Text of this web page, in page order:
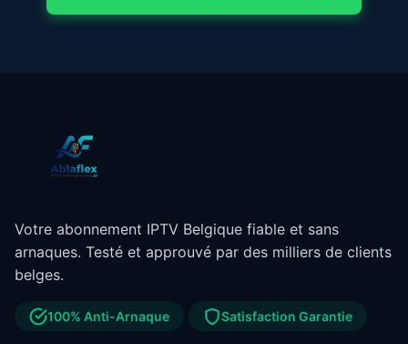
Votre abonnement IPTV Belgique fiable et sans
arnaques. Testé et approuvé par des milliers de clients
belges.
100% Anti-Arnaque Satisfaction Garantie